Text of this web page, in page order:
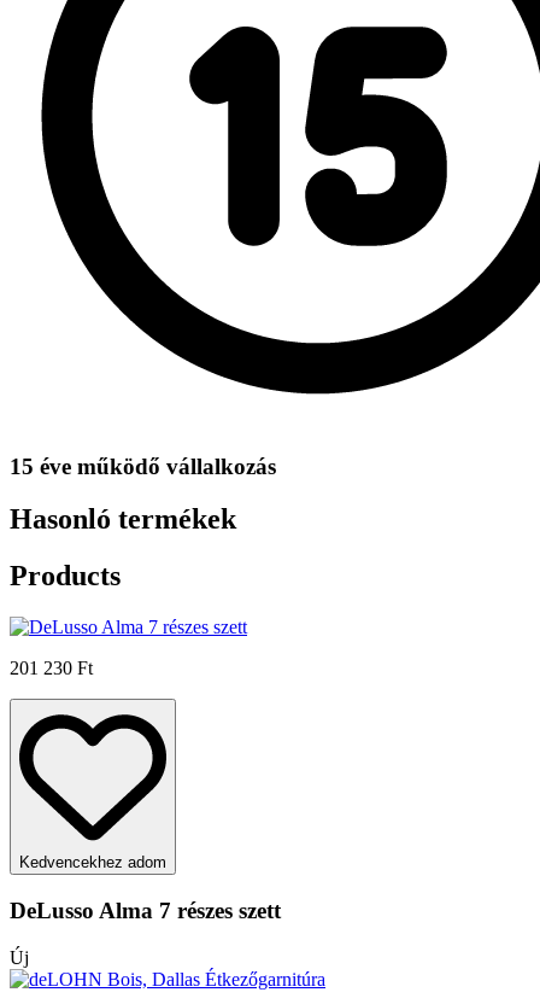
15 éve működő vállalkozás
Hasonló termékek
Products
201 230 Ft
Kedvencekhez adom
DeLusso Alma 7 részes szett
Új